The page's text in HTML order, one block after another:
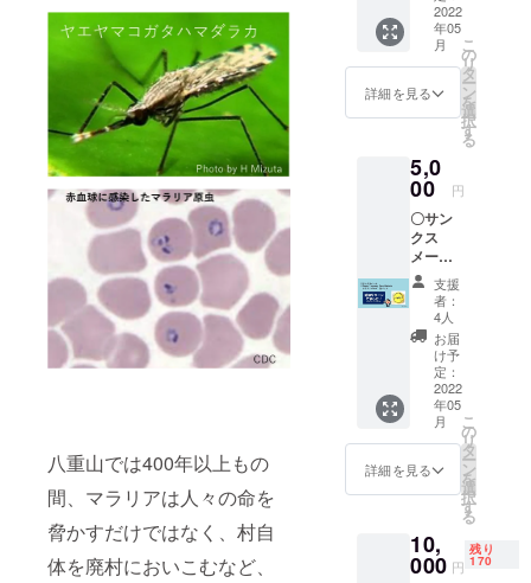
八重山では400年以上もの
間、マラリアは人々の命を
脅かすだけではなく、村自
体を廃村においこむなど、
に、我々も
八重山の方
達と美酒を
交わした
い、、、の
題）
PDF
データ
PDF
データ
の転
用、な
掲載の
写真・
図版・
文章の
転載
は、固
くお断
りいた
しま
す。
2022
年05
月
詳細を見る
こ
の
リ
タ
ー
ン
を
選
択
す
る
5,0
00 円
〇サン
クス
メール
〇Team
Yaeya
Zero
Malaria
オリジ
ナルロ
ゴ缶
バッジ
支援
者：
4人
お届
け予
定：
2022
年05
月
詳細を見る
こ
の
リ
タ
ー
ン
を
選
択
す
る
10,
000 円
残り
170